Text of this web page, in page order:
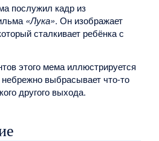
послужил кадр из
«Лука». Он изображает
сталкивает ребёнка с
этого мема иллюстрируется
небрежно выбрасывает что-то
другого выхода.